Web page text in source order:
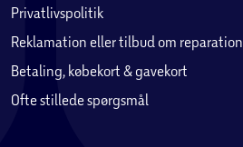
Privatlivspolitik
Reklamation eller tilbud om reparation
Betaling, købekort & gavekort
Ofte stillede spørgsmål